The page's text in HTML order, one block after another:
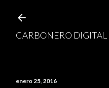
CARBONERO DIGITAL
enero 25, 2016